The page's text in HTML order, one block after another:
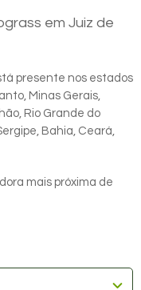
em Juiz de
presente nos estados
Minas Gerais,
Rio Grande do
Bahia, Ceará,
mais próxima de